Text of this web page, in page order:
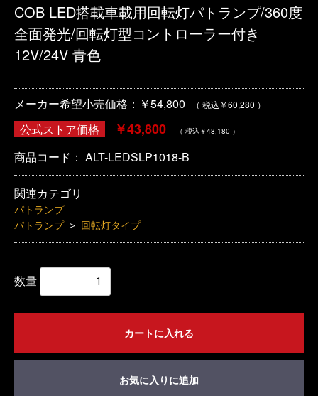
COB LED搭載車載用回転灯パトランプ/360度
全面発光/回転灯型コントローラー付き
12V/24V 青色
メーカー希望小売価格：￥54,800 （ 税込￥60,280 ）
公式ストア価格 ￥43,800 （ 税込￥48,180 ）
商品コード： ALT-LEDSLP1018-B
関連カテゴリ
パトランプ
パトランプ ＞ 回転灯タイプ
数量
カートに入れる
お気に入りに追加